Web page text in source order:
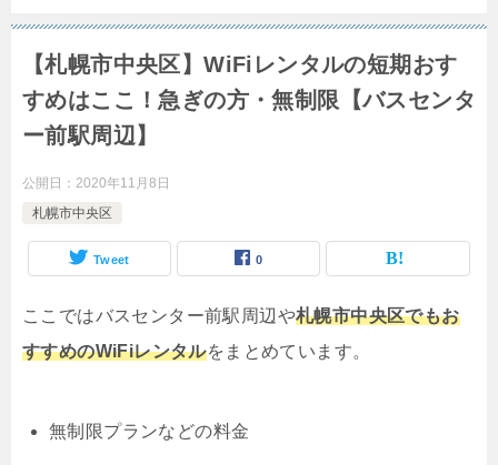
【札幌市中央区】WiFiレンタルの短期おす
すめはここ！急ぎの方・無制限【バスセンタ
ー前駅周辺】
公開日： 2020年11月8日
札幌市中央区
Tweet 0
ここではバスセンター前駅周辺や札幌市中央区でもお
すすめのWiFiレンタルをまとめています。
無制限プランなどの料金